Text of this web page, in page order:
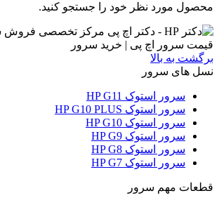
محصول مورد نظر خود را جستجو کنید.
برگشت به بالا
نسل های سرور
سرور استوک HP G11
سرور استوک HP G10 PLUS
سرور استوک HP G10
سرور استوک HP G9
سرور استوک HP G8
سرور استوک HP G7
قطعات مهم سرور